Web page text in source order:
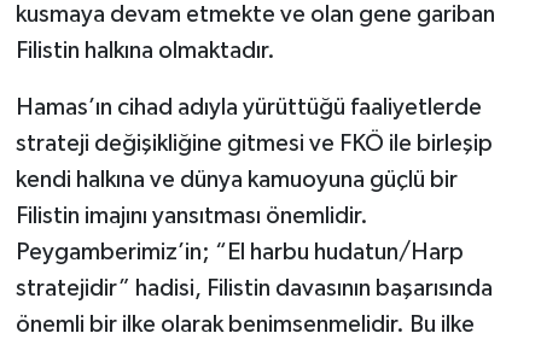
kusmaya devam etmekte ve olan gene gariban
Filistin halkına olmaktadır.
Hamas’ın cihad adıyla yürüttüğü faaliyetlerde
strateji değişikliğine gitmesi ve FKÖ ile birleşip
kendi halkına ve dünya kamuoyuna güçlü bir
Filistin imajını yansıtması önemlidir.
Peygamberimiz’in; “El harbu hudatun/Harp
stratejidir” hadisi, Filistin davasının başarısında
önemli bir ilke olarak benimsenmelidir. Bu ilke